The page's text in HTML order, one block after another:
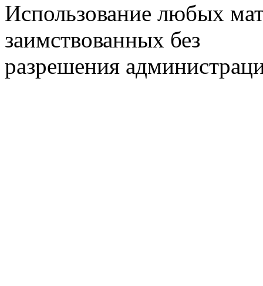
Использование любых
заимствованных без
разрешения